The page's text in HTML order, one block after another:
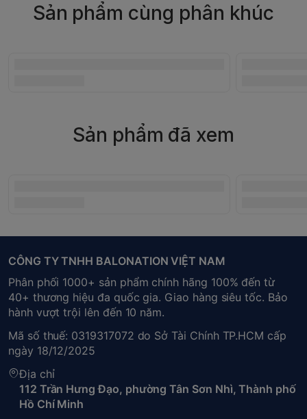
Sản phẩm cùng phân khúc
Sản phẩm đã xem
CÔNG TY TNHH BALONATION VIỆT NAM
Phân phối 1000+ sản phẩm chính hãng 100% đến từ
40+ thương hiệu đa quốc gia. Giao hàng siêu tốc. Bảo
hành vượt trội lên đến 10 năm.
Mã số thuế: 0319317072 do Sở Tài Chính TP.HCM cấp
ngày 18/12/2025
Địa chỉ
112 Trần Hưng Đạo, phường Tân Sơn Nhì, Thành phố
Hồ Chí Minh